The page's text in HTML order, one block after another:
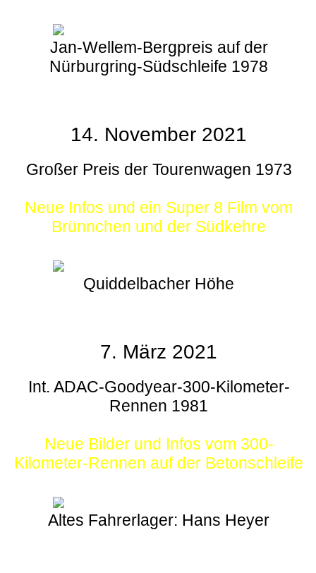
Jan-Wellem-Bergpreis auf der
Nürburgring-Südschleife 1978
14. November 2021
Großer Preis der Tourenwagen 1973
Neue Infos und ein Super 8 Film vom
Brünnchen und der Südkehre
Quiddelbacher Höhe
7. März 2021
Int. ADAC-Goodyear-300-Kilometer-
Rennen 1981
Neue Bilder und Infos vom 300-
Kilometer-Rennen auf der Betonschleife
Altes Fahrerlager: Hans Heyer